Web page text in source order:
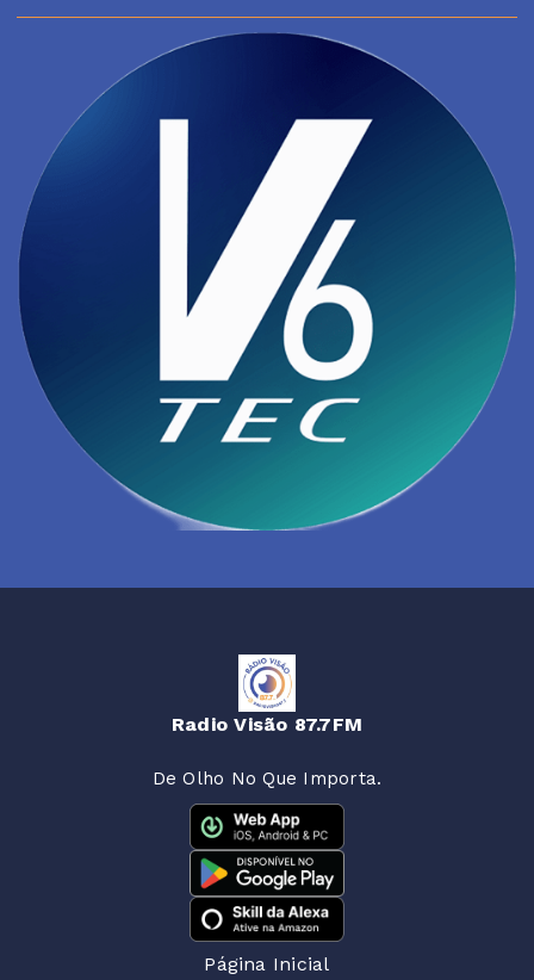
Radio Visão 87.7FM
De Olho No Que Importa.
Página Inicial